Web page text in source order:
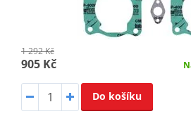
1 292 Kč
905 Kč
Do košíku